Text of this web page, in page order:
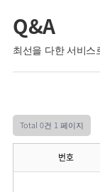
Q&A
최선을 다한 서비
Total 0건 1 페이지
번호